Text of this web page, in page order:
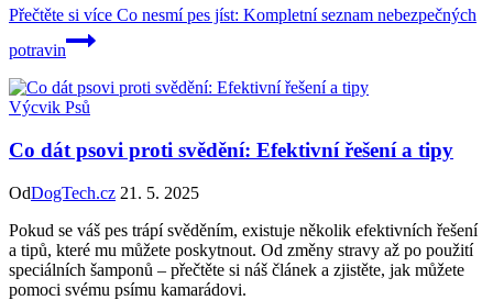
Přečtěte si více Co nesmí pes jíst: Kompletní seznam nebezpečných
potravin
Výcvik Psů
Co dát psovi proti svědění: Efektivní řešení a tipy
OdDogTech.cz 21. 5. 2025
Pokud se váš pes trápí svěděním, existuje několik efektivních řešení
a tipů, které mu můžete poskytnout. Od změny stravy až po použití
speciálních šamponů – přečtěte si náš článek a zjistěte, jak můžete
pomoci svému psímu kamarádovi.